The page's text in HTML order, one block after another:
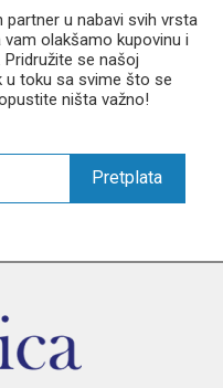
u nabavi svih vrsta
olakšamo kupovinu i
se našoj
u toku sa svime što se
ništa važno!
Pretplata